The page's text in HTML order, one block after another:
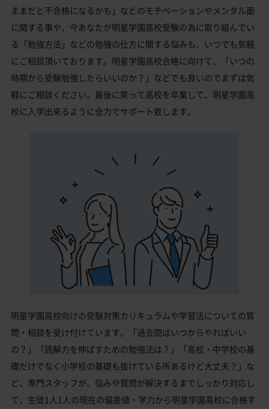
ままだと不合格になるかも」などのモチベーションやメンタル面
に関する事や、今あなたが明星学園高校受験の為に取り組んでい
る「勉強方法」などの勉強の仕方に関する悩みも、いつでも気軽
にご相談頂いております。明星学園高校合格に向けて、「いつの
時期から受験勉強したらいいのか？」などでも良いのでまずは気
軽にご相談ください。最後に笑って高校を卒業して、明星学園高
校に入学出来るように全力でサポート致します。
明星学園高校向けの受験対策カリキュラムや学習法についての質
問・相談を受け付けています。「過去問はいつからやればいい
の？」「読解力を伸ばすための勉強法は？」「高校・中学校の基
礎だけでなく小学校の基礎も抜けている所あるけど大丈夫？」な
ど、専門スタッフが、悩みや質問が解決するまでしっかり対応し
て、生徒1人1人の現在の偏差値・学力から明星学園高校に合格す